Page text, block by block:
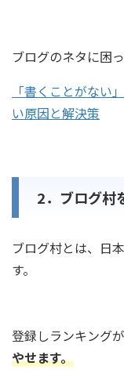
ブログのネタに困
「書くことがない
い原因と解決策
2．ブログ村
ブログ村とは、日
す。
登録しランキングが
やせます。